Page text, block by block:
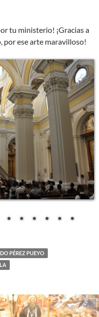
tu ministerio! ¡Gracias a
por ese arte maravilloso!
PÉREZ PUEYO